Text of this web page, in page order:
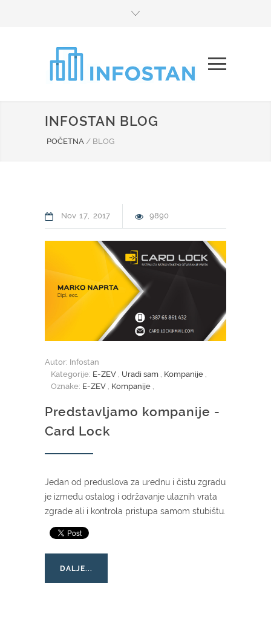
INFOSTAN BLOG
POČETNA / BLOG
Nov 17 2017 9890
Autor: Infostan
Kategorije: E-ZEV , Uradi sam , Kompanije ,
Oznake: E-ZEV , Kompanije ,
Predstavljamo kompanije -
Card Lock
Jedan od preduslova za urednu i čistu zgradu
je između ostalog i održavanje ulaznih vrata
zgrade ali i kontrola pristupa samom stubištu.
DALJE...